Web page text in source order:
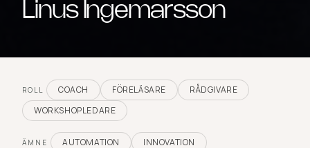
Linus Ingemarsson
ROLL COACH FÖRELÄSARE
RÅDGIVARE
WORKSHOPLEDARE
ÄMNE AUTOMATION
INNOVATION